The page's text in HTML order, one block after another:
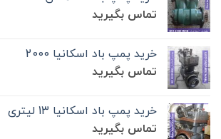
تماس بگیرید
خرید پمپ باد اسکانیا 2000
تماس بگیرید
خرید پمپ باد اسکانیا 13 لیتری
تماس بگیرید